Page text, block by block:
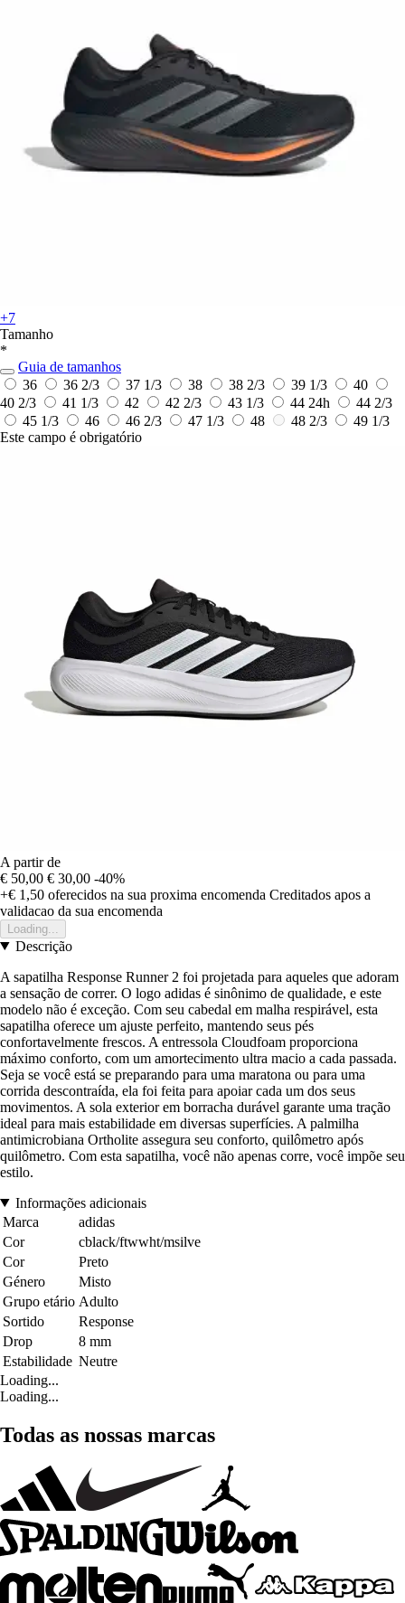
+7
Tamanho
*
Guia de tamanhos
36
36 2/3 37 1/3 38 38 2/3 39 1/3
40
40 2/3
41 1/3 42 42 2/3 43 1/3 44 24h
44 2/3
45 1/3
46 46 2/3 47 1/3 48 48 2/3
49 1/3
Este campo é obrigatório
A partir de
€ 50,00 € 30,00 -40%
+€ 1,50 oferecidos na sua proxima encomenda Creditados apos a
validacao da sua encomenda
Loading...
Descrição
A sapatilha Response Runner 2 foi projetada para aqueles que adoram
a sensação de correr. O logo adidas é sinônimo de qualidade, e este
modelo não é exceção. Com seu cabedal em malha respirável, esta
sapatilha oferece um ajuste perfeito, mantendo seus pés
confortavelmente frescos. A entressola Cloudfoam proporciona
máximo conforto, com um amortecimento ultra macio a cada passada.
Seja se você está se preparando para uma maratona ou para uma
corrida descontraída, ela foi feita para apoiar cada um dos seus
movimentos. A sola exterior em borracha durável garante uma tração
ideal para mais estabilidade em diversas superfícies. A palmilha
antimicrobiana Ortholite assegura seu conforto, quilômetro após
quilômetro. Com esta sapatilha, você não apenas corre, você impõe seu
estilo.
Informações adicionais
Marca
adidas
Cor
cblack/ftwwht/msilve
Cor
Preto
Género
Misto
Grupo etário Adulto
Sortido
Response
Drop
8 mm
Estabilidade Neutre
Loading...
Loading...
Todas as nossas marcas